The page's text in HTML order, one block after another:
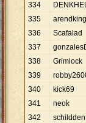
334
335
arendking
336
Scafalad
337
338
Grimlock
339
340
kick69
341
neok
342
schildden